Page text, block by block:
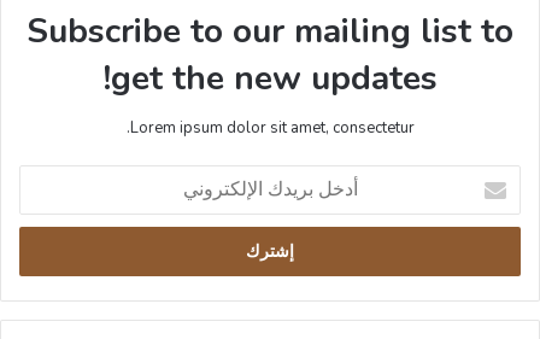
Subscribe to our mailing list to
get the new updates!
Lorem ipsum dolor sit amet, consectetur.
بريدك
الإلكتروني